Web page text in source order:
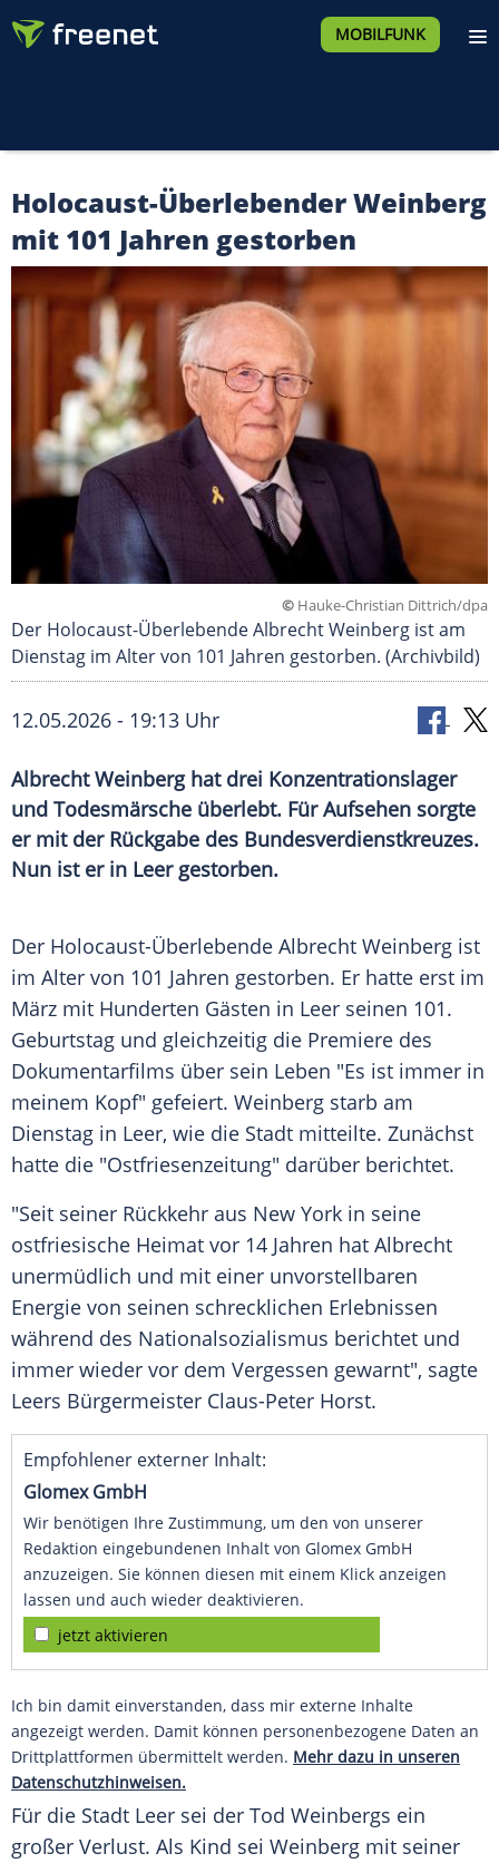
MOBILFUNK
Holocaust-Überlebender Weinberg
mit 101 Jahren gestorben
© Hauke-Christian Dittrich/dpa
Der Holocaust-Überlebende Albrecht Weinberg ist am
Dienstag im Alter von 101 Jahren gestorben. (Archivbild)
12.05.2026 - 19:13 Uhr
Albrecht Weinberg hat drei Konzentrationslager
und Todesmärsche überlebt. Für Aufsehen sorgte
er mit der Rückgabe des Bundesverdienstkreuzes.
Nun ist er in Leer gestorben.
Der Holocaust-Überlebende Albrecht Weinberg ist
im Alter von 101 Jahren gestorben. Er hatte erst im
März mit Hunderten Gästen in Leer seinen 101.
Geburtstag und gleichzeitig die Premiere des
Dokumentarfilms über sein Leben "Es ist immer in
meinem Kopf" gefeiert. Weinberg starb am
Dienstag in Leer, wie die Stadt mitteilte. Zunächst
hatte die "Ostfriesenzeitung" darüber berichtet.
"Seit seiner Rückkehr aus New York in seine
ostfriesische Heimat vor 14 Jahren hat Albrecht
unermüdlich und mit einer unvorstellbaren
Energie von seinen schrecklichen Erlebnissen
während des Nationalsozialismus berichtet und
immer wieder vor dem Vergessen gewarnt", sagte
Leers Bürgermeister Claus-Peter Horst.
Empfohlener externer Inhalt:
Glomex GmbH
Wir benötigen Ihre Zustimmung, um den von unserer
Redaktion eingebundenen Inhalt von Glomex GmbH
anzuzeigen. Sie können diesen mit einem Klick anzeigen
lassen und auch wieder deaktivieren.
jetzt aktivieren
Ich bin damit einverstanden, dass mir externe Inhalte
angezeigt werden. Damit können personenbezogene Daten an
Drittplattformen übermittelt werden. Mehr dazu in unseren
Datenschutzhinweisen.
Für die Stadt Leer sei der Tod Weinbergs ein
großer Verlust. Als Kind sei Weinberg mit seiner